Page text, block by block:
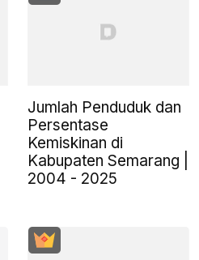
Jumlah Penduduk dan
Persentase
Kemiskinan di
Kabupaten Semarang |
2004 - 2025